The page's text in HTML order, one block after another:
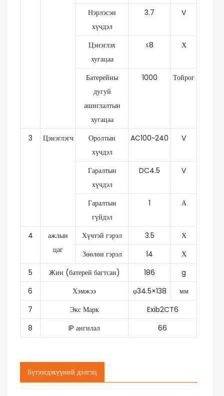
Нэрлэсэн
хүчдэл
3.7 V
Цэнэглэх
хугацаа
≤8 Х
Батерейны
дугуй
ашиглалтын
хугацаа
1000 Тойрог
3 Цэнэглэгч
Оролтын
хүчдэл
AC100~240 V
Гаралтын
хүчдэл
DC4.5 V
Гаралтын
гүйдэл
1 А
4
ажлын
цаг
Хүчтэй гэрэл 3.5
Х
Зөөлөн гэрэл
14
Х
5
Жин (батерей багтсан) 186
g
6
Хэмжээ φ34.5×138
мм
7
Экс Марк
Exib2CT6
8
IP ангилал 66
Бүтээгдэхүүний дэлгэц